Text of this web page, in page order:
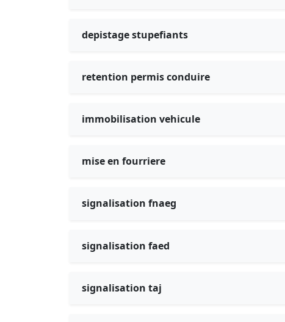
depistage stupefiants
retention permis conduire
immobilisation vehicule
mise en fourriere
signalisation fnaeg
signalisation faed
signalisation taj